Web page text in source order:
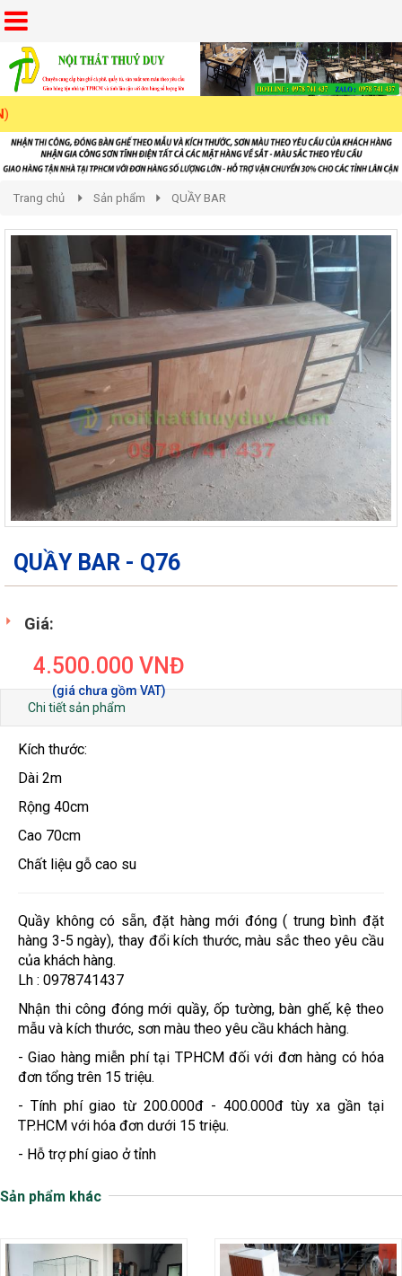
Trang chủ Sản phẩm QUẦY BAR
QUẦY BAR - Q76
Giá:
4.500.000 VNĐ
Chi tiết sản phẩm
Kích thước:
Dài 2m
Rộng 40cm
Cao 70cm
Chất liệu gỗ cao su
Quầy không có sẵn, đặt hàng mới đóng ( trung bình đặt
hàng 3-5 ngày), thay đổi kích thước, màu sắc theo yêu cầu
của khách hàng.
Lh : 0978741437
Nhận thi công đóng mới quầy, ốp tường, bàn ghế, kệ theo
mẫu và kích thước, sơn màu theo yêu cầu khách hàng.
- Giao hàng miễn phí tại TPHCM đối với đơn hàng có hóa
đơn tổng trên 15 triệu.
- Tính phí giao từ 200.000đ - 400.000đ tùy xa gần tại
TP.HCM với hóa đơn dưới 15 triệu.
- Hỗ trợ phí giao ở tỉnh
Sản phẩm khác